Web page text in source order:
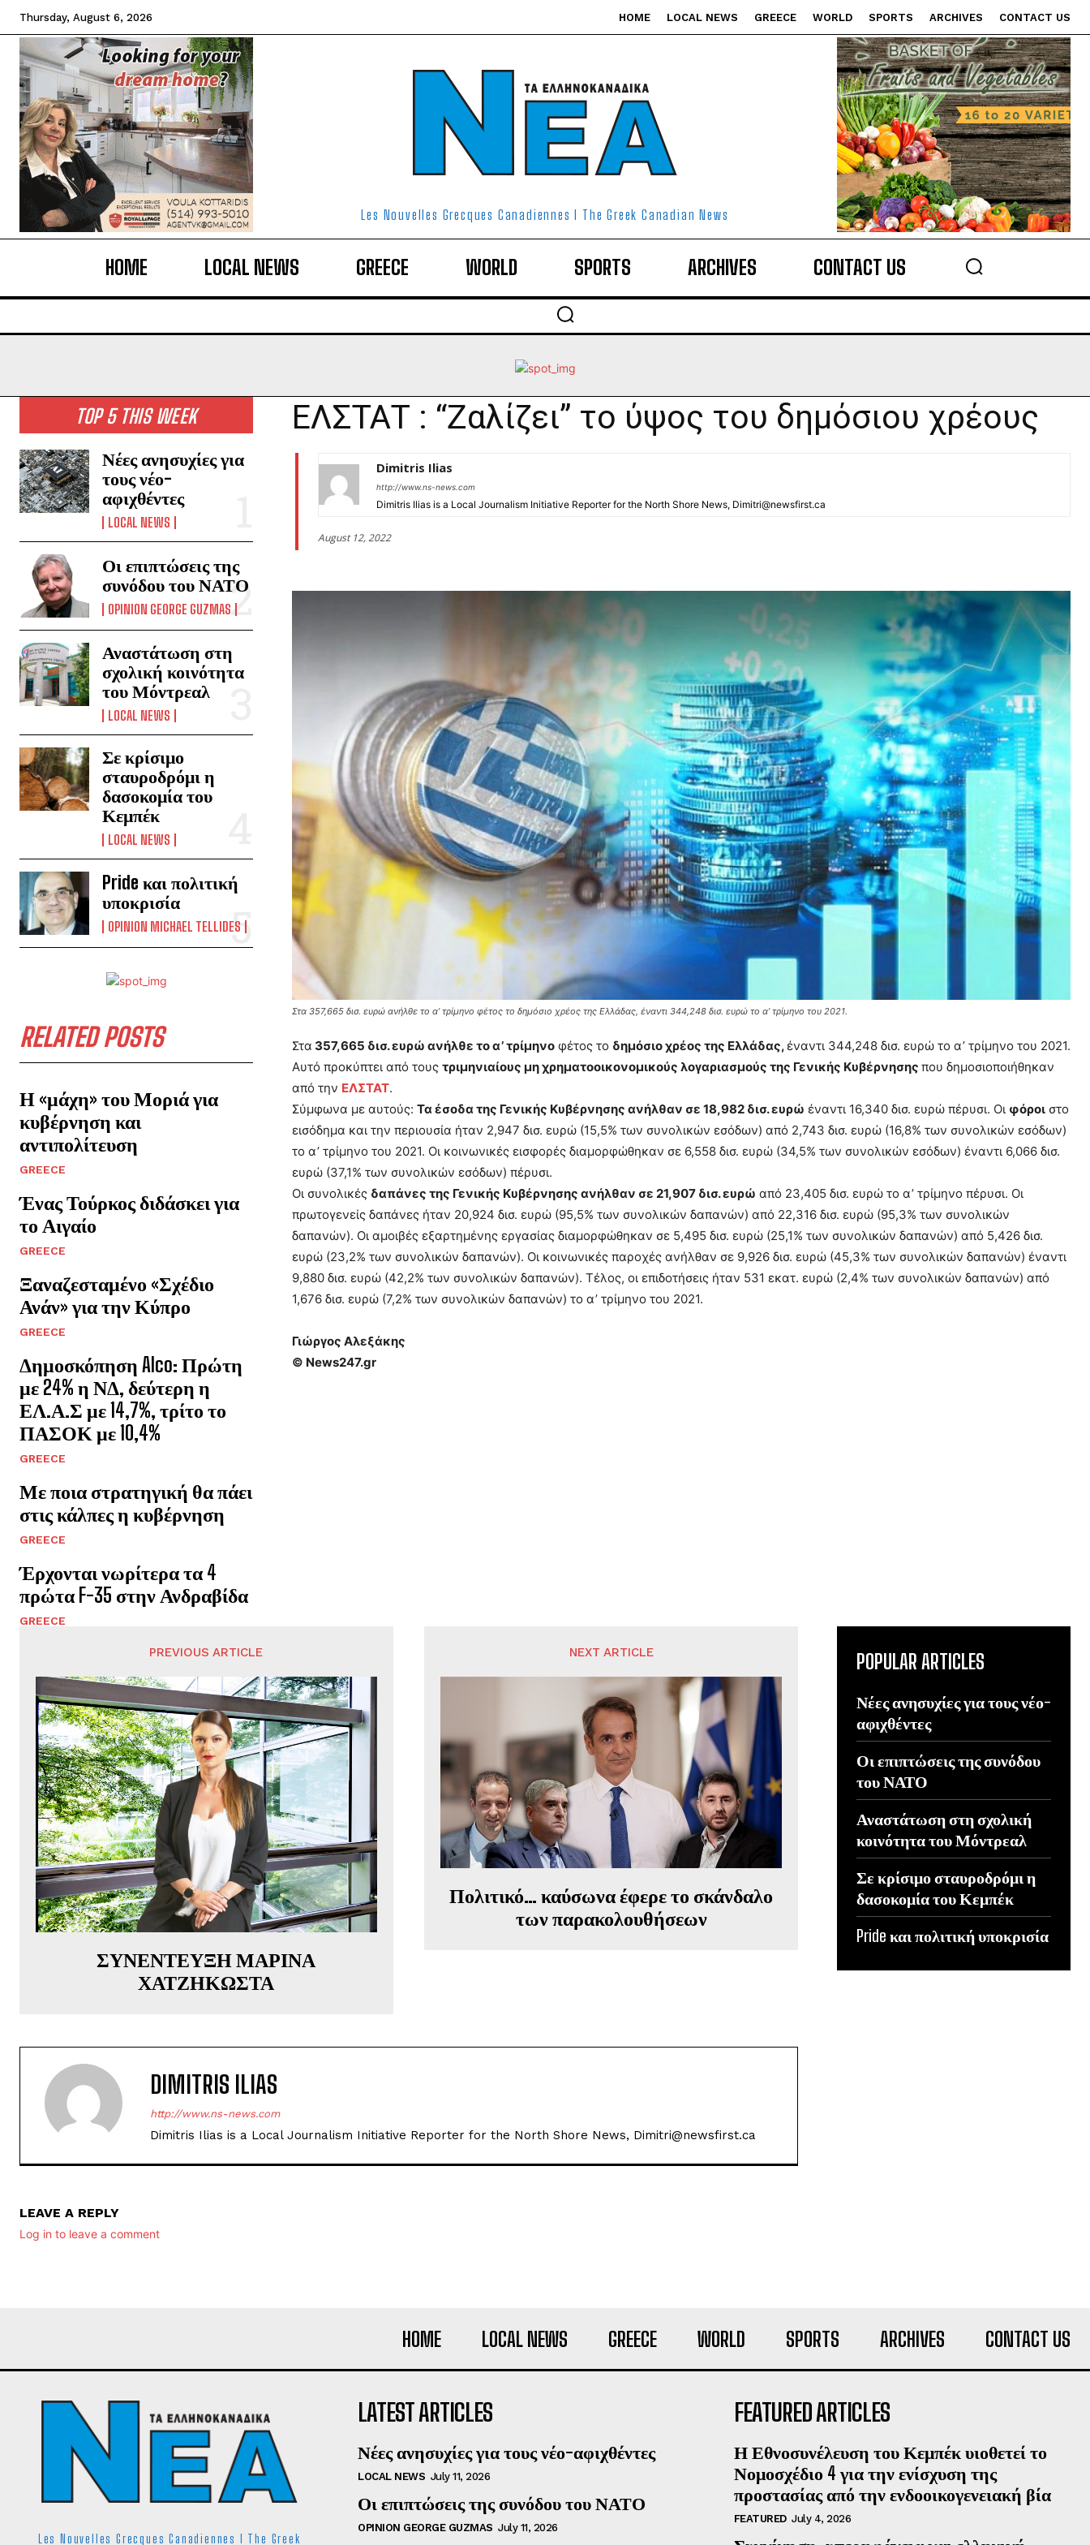
Thursday, August 6, 2026 HOME LOCAL NEWS GREECE WORLD SPORTS ARCHIVES CONTACT US
Les Nouvelles Grecques Canadiennes I The Greek Canadian News
HOME LOCAL NEWS GREECE WORLD SPORTS ARCHIVES CONTACT US
TOP 5 THIS WEEK
Νέες ανησυχίες για
τους νέο-
αφιχθέντες
LOCAL NEWS
Οι επιπτώσεις της
συνόδου του ΝΑΤΟ
OPINION GEORGE GUZMAS
Αναστάτωση στη
σχολική κοινότητα
του Μόντρεαλ
LOCAL NEWS
Σε κρίσιμο
σταυροδρόμι η
δασοκομία του
Κεμπέκ
LOCAL NEWS
Pride και πολιτική
υποκρισία
OPINION MICHAEL TELLIDES
RELATED POSTS
Η «μάχη» του Μοριά για
κυβέρνηση και
αντιπολίτευση
GREECE
Ένας Τούρκος διδάσκει για
το Αιγαίο
GREECE
Ξαναζεσταμένο «Σχέδιο
Ανάν» για την Κύπρο
GREECE
Δημοσκόπηση Alco: Πρώτη
με 24% η ΝΔ, δεύτερη η
ΕΛ.Α.Σ με 14,7%, τρίτο το
ΠΑΣΟΚ με 10,4%
GREECE
Με ποια στρατηγική θα πάει
στις κάλπες η κυβέρνηση
GREECE
Έρχονται νωρίτερα τα 4
πρώτα F-35 στην Ανδραβίδα
GREECE
ΕΛΣΤΑΤ : “Ζαλίζει” το ύψος του δημόσιου χρέους
Dimitris Ilias
http://www.ns-news.com
Dimitris Ilias is a Local Journalism Initiative Reporter for the North Shore News, Dimitri@newsfirst.ca
August 12, 2022
Στα 357,665 δισ. ευρώ ανήλθε το α’ τρίμηνο φέτος το δημόσιο χρέος της Ελλάδας, έναντι 344,248 δισ. ευρώ το α’ τρίμηνο του 2021.
Στα 357,665 δισ. ευρώ ανήλθε το α’ τρίμηνο φέτος το δημόσιοχρέος της Ελλάδας,έναντι 344,248 δισ. ευρώ το α’ τρίμηνο του 2021.
Αυτό προκύπτει από τους τριμηνιαίους μη χρηματοοικονομικούς λογαριασμούς της Γενικής Κυβέρνησης που δημοσιοποιήθηκαν
από την ΕΛΣΤΑΤ.
Σύμφωνα με αυτούς: Τα έσοδα της Γενικής Κυβέρνησης ανήλθαν σε 18,982 δισ. ευρώ έναντι 16,340 δισ. ευρώ πέρυσι. Οι φόροι στο
εισόδημα και την περιουσία ήταν 2,947 δισ. ευρώ (15,5% των συνολικών εσόδων) από 2,743 δισ. ευρώ (16,8% των συνολικών εσόδων)
το α’ τρίμηνο του 2021. Οι κοινωνικές εισφορές διαμορφώθηκαν σε 6,558 δισ. ευρώ (34,5% των συνολικών εσόδων) έναντι 6,066 δισ.
ευρώ (37,1% των συνολικών εσόδων) πέρυσι.
Οι συνολικές δαπάνες της Γενικής Κυβέρνησης ανήλθαν σε 21,907 δισ. ευρώ από 23,405 δισ. ευρώ το α’ τρίμηνο πέρυσι. Οι
πρωτογενείς δαπάνες ήταν 20,924 δισ. ευρώ (95,5% των συνολικών δαπανών) από 22,316 δισ. ευρώ (95,3% των συνολικών
δαπανών). Οι αμοιβές εξαρτημένης εργασίας διαμορφώθηκαν σε 5,495 δισ. ευρώ (25,1% των συνολικών δαπανών) από 5,426 δισ.
ευρώ (23,2% των συνολικών δαπανών). Οι κοινωνικές παροχές ανήλθαν σε 9,926 δισ. ευρώ (45,3% των συνολικών δαπανών) έναντι
9,880 δισ. ευρώ (42,2% των συνολικών δαπανών). Τέλος, οι επιδοτήσεις ήταν 531 εκατ. ευρώ (2,4% των συνολικών δαπανών) από
1,676 δισ. ευρώ (7,2% των συνολικών δαπανών) το α’ τρίμηνο του 2021.
Γιώργος Αλεξάκης
© News247.gr
PREVIOUS ARTICLE
ΣΥΝΕΝΤΕΥΞΗ ΜΑΡΙΝΑ
ΧΑΤΖΗΚΩΣΤΑ
NEXT ARTICLE
Πολιτικό… καύσωνα έφερε το σκάνδαλο
των παρακολουθήσεων
DIMITRIS ILIAS
http://www.ns-news.com
Dimitris Ilias is a Local Journalism Initiative Reporter for the North Shore News, Dimitri@newsfirst.ca
LEAVE A REPLY
Log in to leave a comment
POPULAR ARTICLES
Νέες ανησυχίες για τους νέο-
αφιχθέντες
Οι επιπτώσεις της συνόδου
του ΝΑΤΟ
Αναστάτωση στη σχολική
κοινότητα του Μόντρεαλ
Σε κρίσιμο σταυροδρόμι η
δασοκομία του Κεμπέκ
Pride και πολιτική υποκρισία
HOME LOCAL NEWS GREECE WORLD SPORTS ARCHIVES CONTACT US
Les Nouvelles Grecques Canadiennes I The Greek
LATEST ARTICLES
Νέες ανησυχίες για τους νέο-αφιχθέντες
LOCAL NEWS July 11, 2026
Οι επιπτώσεις της συνόδου του ΝΑΤΟ
OPINION GEORGE GUZMAS July 11, 2026
FEATURED ARTICLES
Η Εθνοσυνέλευση του Κεμπέκ υιοθετεί το
Νομοσχέδιο 4 για την ενίσχυση της
προστασίας από την ενδοοικογενειακή βία
FEATURED July 4, 2026